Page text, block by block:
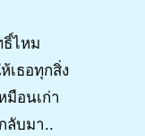
ไหม
เธอทุกสิ่ง
มือนเก่า
ลับมา..